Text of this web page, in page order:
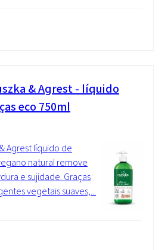
& Agrest - líquido
eco 750ml
& Agrest líquido de
natural remove
e sujidade. Graças
vegetais suaves,...